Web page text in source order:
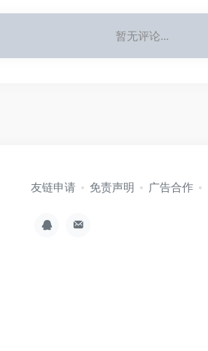
暂无评论...
友链申请 免责声明 广告合作